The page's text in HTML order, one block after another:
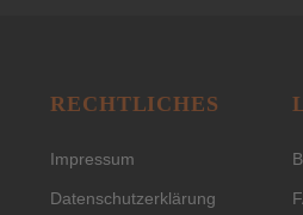
RECHTLICHES
Impressum
Datenschutzerklärung